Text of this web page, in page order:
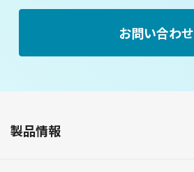
お問い合わせ
製品情報